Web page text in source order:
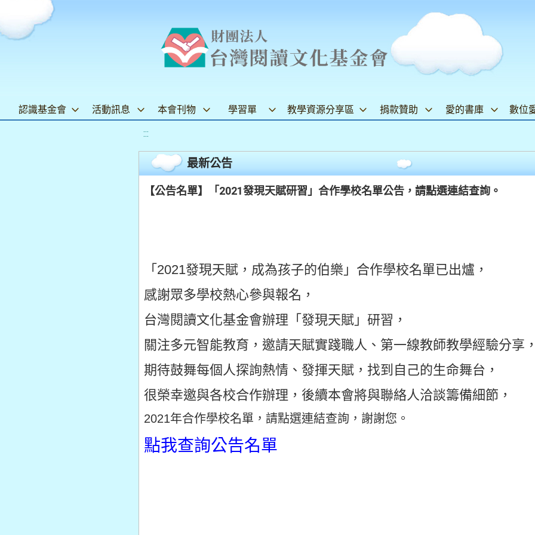
認識基金會 活動訊息 本會刊物 學習單 教學資源分享區 捐款贊助 愛的書庫 數位
:::
最新公告
【公告名單】「2021發現天賦研習」合作學校名單公告，請點選連結查詢。
「2021發現天賦，成為孩子的伯樂」合作學校名單已出爐，
感謝眾多學校熱心參與報名，
台灣閱讀文化基金會辦理「發現天賦」研習，
關注多元智能教育，邀請天賦實踐職人、第一線教師教學經驗分享
期待鼓舞每個人探詢熱情、發揮天賦，找到自己的生命舞台，
很榮幸邀與各校合作辦理，後續本會將與聯絡人洽談籌備細節，
2021年合作學校名單，請點選連結查詢，謝謝您。
點我查詢公告名單